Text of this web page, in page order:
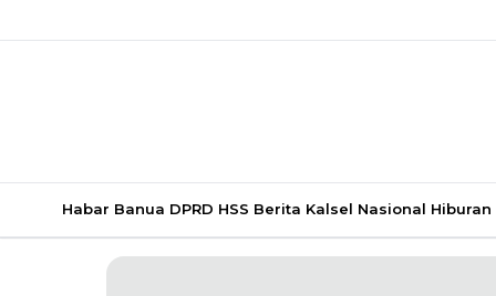
Habar Banua DPRD HSS Berita Kalsel Nasional Hiburan